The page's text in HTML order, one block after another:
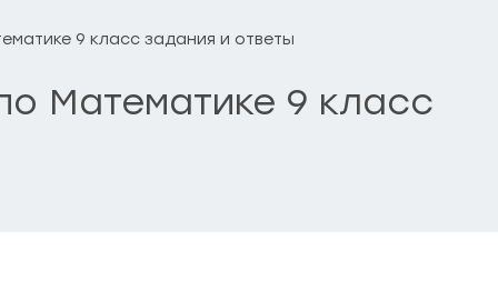
9 класс задания и ответы
Математике 9 класс